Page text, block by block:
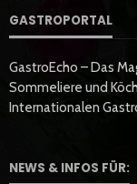
GASTROPORTAL
GastroEcho – Das
Sommeliere und
Internationalen
NEWS & INFOS FÜR: